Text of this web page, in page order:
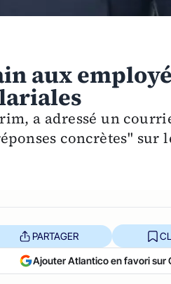
aux
a adressé un
concrètes" sur
PARTAGER
Ajouter Atlantico en favori sur